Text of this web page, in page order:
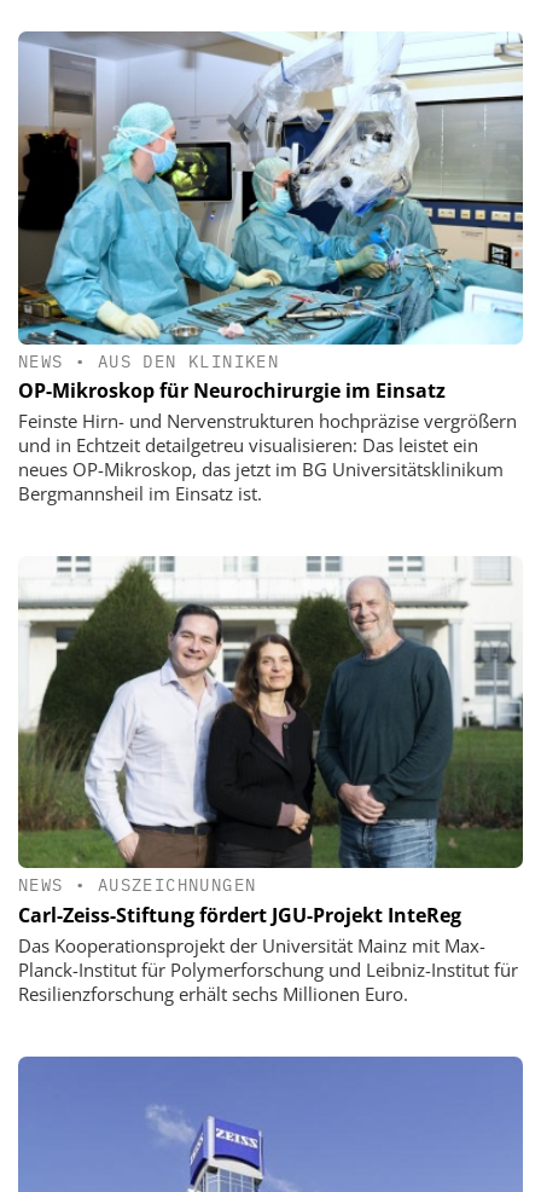
NEWS • AUS DEN KLINIKEN
OP-Mikroskop für Neurochirurgie im Einsatz
Feinste Hirn- und Nervenstrukturen hochpräzise vergrößern
und in Echtzeit detailgetreu visualisieren: Das leistet ein
neues OP-Mikroskop, das jetzt im BG Universitätsklinikum
Bergmannsheil im Einsatz ist.
NEWS • AUSZEICHNUNGEN
Carl-Zeiss-Stiftung fördert JGU-Projekt InteReg
Das Kooperationsprojekt der Universität Mainz mit Max-
Planck-Institut für Polymerforschung und Leibniz-Institut für
Resilienzforschung erhält sechs Millionen Euro.